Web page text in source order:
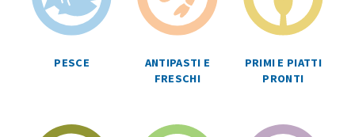
PESCE
ANTIPASTI E
FRESCHI
PRIMI E PIATTI
PRONTI